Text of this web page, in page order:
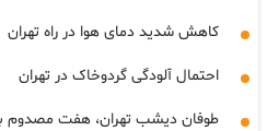
کاهش شدید دمای هوا در راه تهران
احتمال آلودگی گردوخاک در تهران
طوفان دیشب تهران، هفت مصدوم